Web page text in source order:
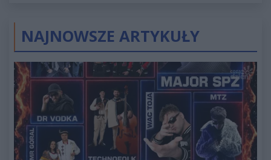
NAJNOWSZE ARTYKUŁY